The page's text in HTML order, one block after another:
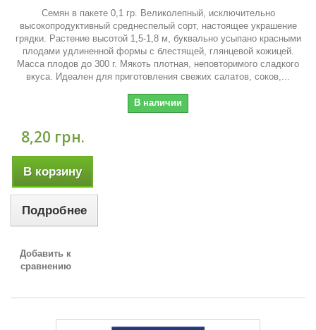
Семян в пакете 0,1 гр. Великолепный, исключительно
высокопродуктивный среднеспелый сорт, настоящее украшение
грядки. Растение высотой 1,5-1,8 м, буквально усыпано красными
плодами удлиненной формы с блестящей, глянцевой кожицей.
Масса плодов до 300 г. Мякоть плотная, неповторимого сладкого
вкуса. Идеален для приготовления свежих салатов, соков,...
В наличии
8,20 грн.
В корзину
Подробнее
Добавить к
сравнению